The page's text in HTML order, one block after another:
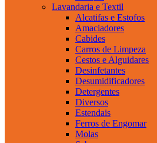
Lavandaria e Textil
Alcatifas e Estofos
Amaciadores
Cabides
Carros de Limpeza
Cestos e Alguidares
Desinfetantes
Desumidificadores
Detergentes
Diversos
Estendais
Ferros de Engomar
Molas